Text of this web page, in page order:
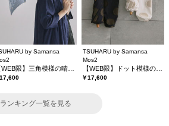
by Samansa
TSUHARU by Samansa
Mos2
【WEB限】ドット模様の晴雨兼用日傘
￥17,600
ランキング一覧を見る